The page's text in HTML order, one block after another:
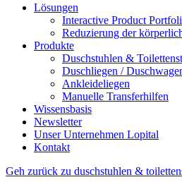
Lösungen
Interactive Product
Reduzierung der
Produkte
Duschstuhlen &
Duschliegen /
Ankleideliegen
Manuelle Transferhilfen
Wissensbasis
Newsletter
Unser Unternehmen Lopital
Kontakt
Geh zurück zu duschstuhlen &